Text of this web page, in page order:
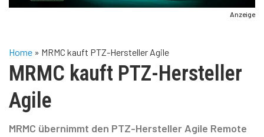
Anzeige
Home » MRMC kauft PTZ-Hersteller Agile
MRMC kauft PTZ-Hersteller
Agile
MRMC übernimmt den PTZ-Hersteller Agile Remote